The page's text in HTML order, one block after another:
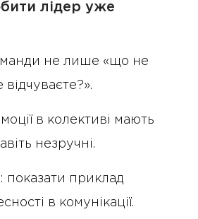
лідер уже
не лише «що не
відчуваєте?».
в колективі мають
незручні.
показати приклад
в комунікації.